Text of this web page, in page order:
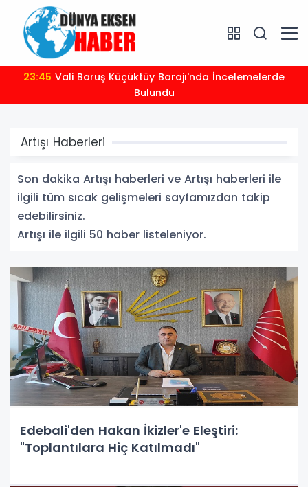
23:352026-2027 futbol sezonu öncesi spor güvenliği
masaya yatırıldı
Artışı Haberleri
Son dakika Artışı haberleri ve Artışı haberleri ile
ilgili tüm sıcak gelişmeleri sayfamızdan takip
edebilirsiniz.
Artışı ile ilgili 50 haber listeleniyor.
Edebali'den Hakan İkizler'e Eleştiri:
"Toplantılara Hiç Katılmadı"